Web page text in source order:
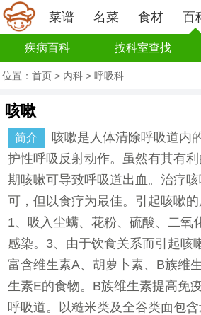
菜谱 名菜 食材 百
疾病百科 按科室查找
位置： 首页 > 内科 > 呼吸科
咳嗽
简介
咳嗽是人体清除呼吸道内
护性呼吸反射动作。虽然有其有
期咳嗽可导致呼吸道出血。治疗
可，但以食疗为最佳。引起咳嗽
1、吸入尘螨、花粉、硫酸、二氧
感染。3、由于饮食关系而引起咳
富含维生素A、胡萝卜素、B族维
生素E的食物。B族维生素提高免
呼吸道。以糙米类及全谷类面包含